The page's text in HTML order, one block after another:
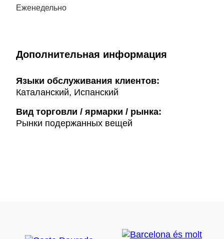
Еженедельно
Дополнительная информация
Языки обслуживания клиентов:
Каталанский, Испанский
Вид торговли / ярмарки / рынка:
Рынки подержанных вещей